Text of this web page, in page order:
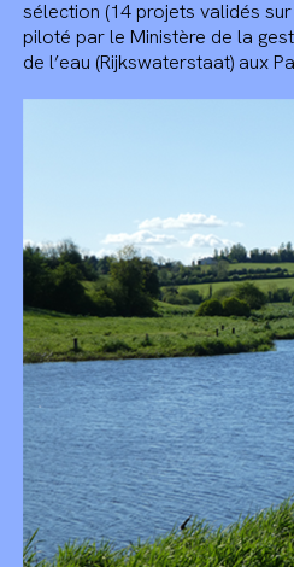
sélection (14 projets validés
piloté par le Ministère de la
de l’eau (Rijkswaterstaat) aux